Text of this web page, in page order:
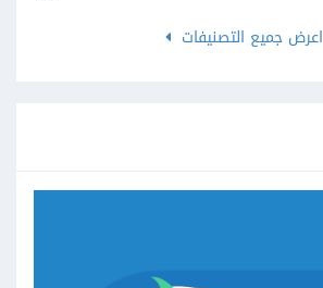
اعرض جميع التصنيفات